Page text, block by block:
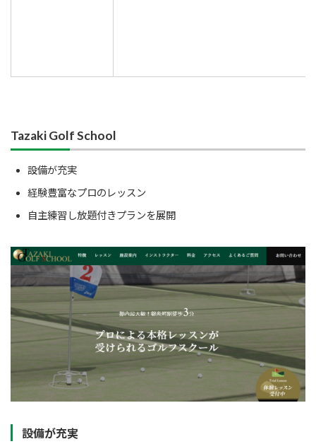
Tazaki Golf School
設備が充実
経験豊富なプロのレッスン
自主練習し放題付きプランを展開
設備が充実